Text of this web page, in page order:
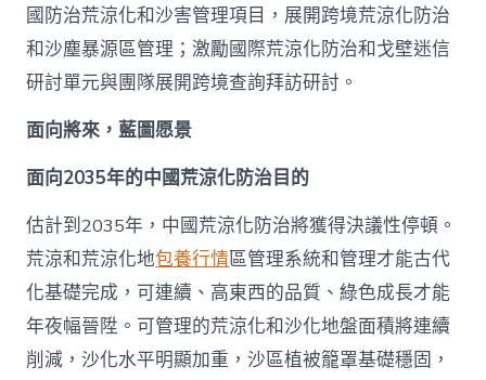
國防治荒涼化和沙害管理項目，展開跨境荒涼化防治
和沙塵暴源區管理；激勵國際荒涼化防治和戈壁迷信
研討單元與團隊展開跨境查詢拜訪研討。
面向將來，藍圖愿景
面向2035年的中國荒涼化防治目的
估計到2035年，中國荒涼化防治將獲得決議性停頓。
荒涼和荒涼化地包養行情區管理系統和管理才能古代
化基礎完成，可連續、高東西的品質、綠色成長才能
年夜幅晉陞。可管理的荒涼化和沙化地盤面積將連續
削減，沙化水平明顯加重，沙區植被籠罩基礎穩固，